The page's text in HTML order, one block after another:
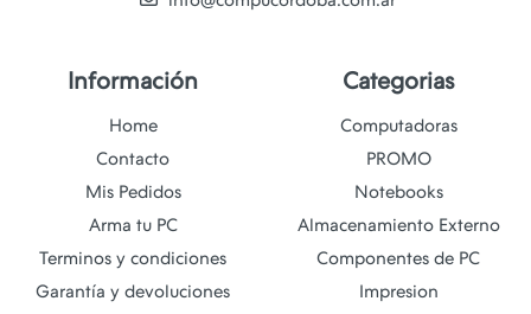
Información
Home
Contacto
Mis Pedidos
Arma tu PC
Terminos y condiciones
Garantía y devoluciones
Categorias
Computadoras
PROMO
Notebooks
Almacenamiento Externo
Componentes de PC
Impresion